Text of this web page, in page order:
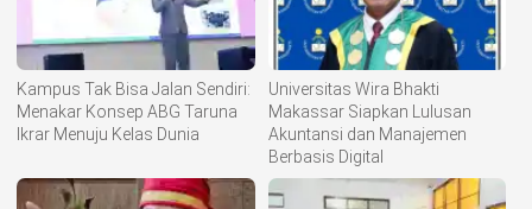
Kampus Tak Bisa Jalan Sendiri:
Menakar Konsep ABG Taruna
Ikrar Menuju Kelas Dunia
Universitas Wira Bhakti
Makassar Siapkan Lulusan
Akuntansi dan Manajemen
Berbasis Digital